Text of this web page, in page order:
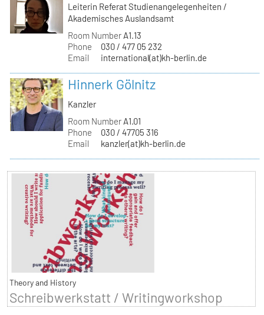
Leiterin Referat Studienangelegenheiten /
Akademisches Auslandsamt
Room Number A1.13
Phone
030 / 477 05 232
Email
international(at)kh-berlin.de
Hinnerk Gölnitz
Kanzler
Room Number A1.01
Phone
030 / 47705 316
Email
kanzler(at)kh-berlin.de
Theory and History
Schreibwerkstatt / Writingworkshop